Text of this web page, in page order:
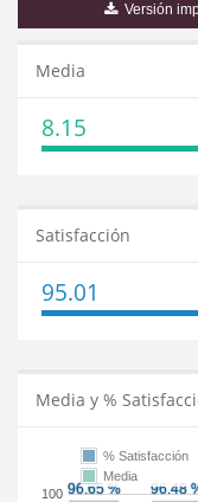
Versión
Media
8.15
Satisfacción
95.01
Media y %
100
% Satisfacción
Media